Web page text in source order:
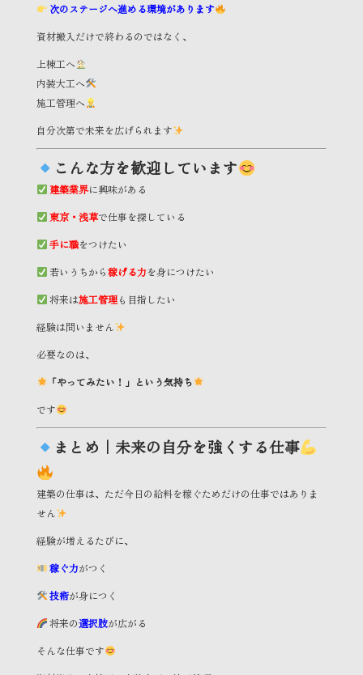
次のステージへ進める環境があります
資材搬入だけで終わるのではなく、
上棟工へ
内装大工へ
施工管理へ
自分次第で未来を広げられます
こんな方を歓迎しています
建築業界に興味がある
東京・浅草で仕事を探している
手に職をつけたい
若いうちから稼げる力を身につけたい
将来は施工管理も目指したい
経験は問いません
必要なのは、
「やってみたい！」という気持ち
です
まとめ｜未来の自分を強くする仕事
建築の仕事は、ただ今日の給料を稼ぐためだけの仕事ではありま
せん
経験が増えるたびに、
稼ぐ力がつく
技術が身につく
将来の選択肢が広がる
そんな仕事です